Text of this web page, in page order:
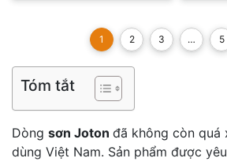
1 2 3 … 5
Tóm tắt
Dòng sơn Joton đã không còn quá
dùng Việt Nam. Sản phẩm được